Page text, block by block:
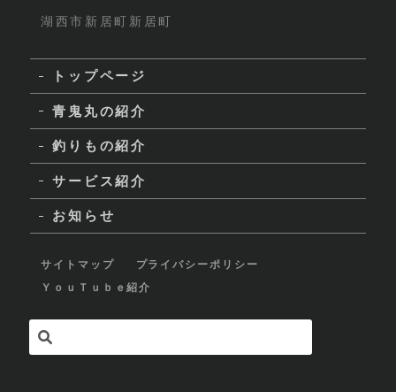
湖西市新居町新居町
トップページ
青鬼丸の紹介
釣りもの紹介
サービス紹介
お知らせ
サイトマップ
プライバシーポリシー
ＹｏｕＴｕｂｅ紹介